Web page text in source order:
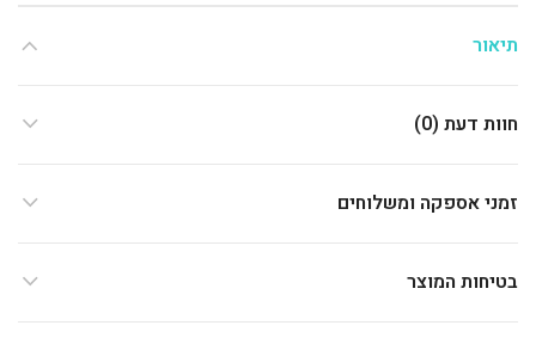
תיאור
חוות דעת (0)
זמני אספקה ומשלוחים
בטיחות המוצר